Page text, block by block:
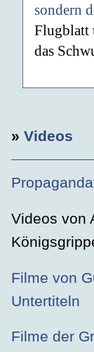
sondern
Flugblatt
das
» Videos
Videos von
Filme von
Untertiteln
Filme der